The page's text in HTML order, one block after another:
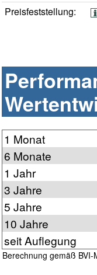
Preisfeststellung:
1 Monat
6 Monate
1 Jahr
3 Jahre
5 Jahre
10 Jahre
seit Auflegung
Berechnung gemäß BVI-